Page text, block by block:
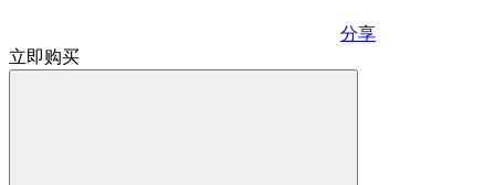
分享
立即购买